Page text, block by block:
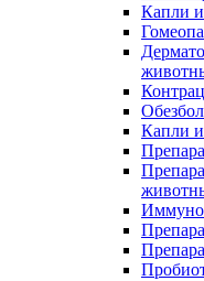
Капли
Капли